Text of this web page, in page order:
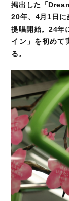
掲出した「
20年、4月1日
提唱開始。24年
イン」を初めて
る。